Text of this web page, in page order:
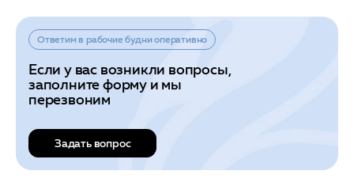
Ответим в рабочие будни оперативно
Если у вас возникли вопросы,
заполните форму и мы
перезвоним
Задать вопрос